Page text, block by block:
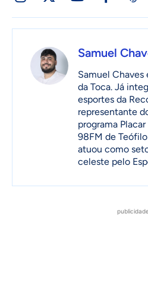
Samuel
Samuel
da Toca. Já
esportes da
representante
programa
98FM de
atuou como
celeste pelo